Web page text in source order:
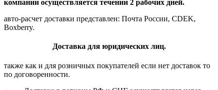
компании осуществляется течении 2 рабочих дней.
авто-расчет доставки представлен: Почта России, CDEK,
Boxberry.
Доставка для юридических лиц.
также как и для розничных покупателей если нет доставок то
по договоренности.